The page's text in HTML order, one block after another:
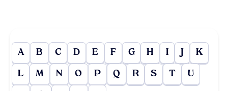
A B C D E F G H I J K
L M N O P Q R S T U